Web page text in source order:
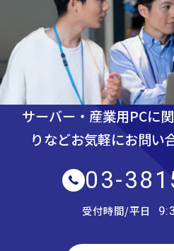
サーバー・産業用PCに
りなどお気軽にお問い
03-
受付時間/平日